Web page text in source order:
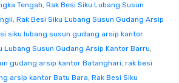
Tengah, Rak Besi Siku Lubang Susun
, Rak Besi Siku Lubang Susun Gudang Arsip
siku lubang susun gudang arsip kantor
Lubang Susun Gudang Arsip Kantor Barru,
gudang arsip kantor Batanghari, rak besi
arsip kantor Batu Bara, Rak Besi Siku